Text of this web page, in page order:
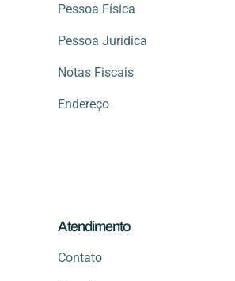
Pessoa Física
Pessoa Jurídica
Notas Fiscais
Endereço
Atendimento
Contato